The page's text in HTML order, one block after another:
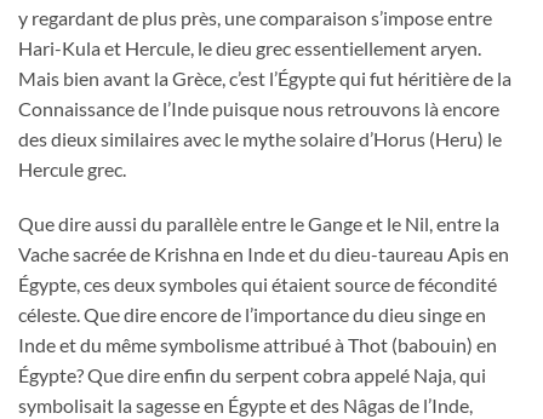
y regardant de plus près, une comparaison s’impose entre
Hari-Kula et Hercule, le dieu grec essentiellement aryen.
Mais bien avant la Grèce, c’est l’Égypte qui fut héritière de la
Connaissance de l’Inde puisque nous retrouvons là encore
des dieux similaires avec le mythe solaire d’Horus (Heru) le
Hercule grec.
Que dire aussi du parallèle entre le Gange et le Nil, entre la
Vache sacrée de Krishna en Inde et du dieu-taureau Apis en
Égypte, ces deux symboles qui étaient source de fécondité
céleste. Que dire encore de l’importance du dieu singe en
Inde et du même symbolisme attribué à Thot (babouin) en
Égypte? Que dire enfin du serpent cobra appelé Naja, qui
symbolisait la sagesse en Égypte et des Nâgas de l’Inde,